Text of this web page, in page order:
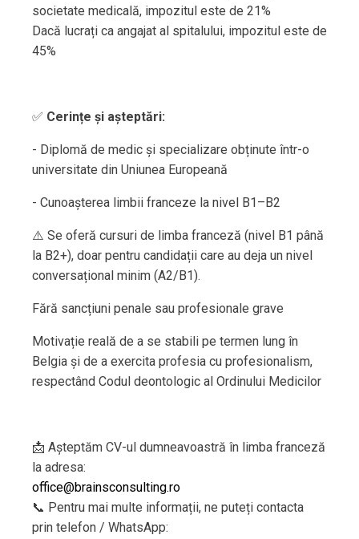
societate medicală, impozitul este de 21%
Dacă lucrați ca angajat al spitalului, impozitul este de
45%
✅ Cerințe și așteptări:
- Diplomă de medic și specializare obținute într-o
universitate din Uniunea Europeană
- Cunoașterea limbii franceze la nivel B1–B2
⚠️ Se oferă cursuri de limba franceză (nivel B1 până
la B2+), doar pentru candidații care au deja un nivel
conversațional minim (A2/B1).
Fără sancțiuni penale sau profesionale grave
Motivație reală de a se stabili pe termen lung în
Belgia și de a exercita profesia cu profesionalism,
respectând Codul deontologic al Ordinului Medicilor
📩 Așteptăm CV-ul dumneavoastră în limba franceză
la adresa:
office@brainsconsulting.ro
📞 Pentru mai multe informații, ne puteți contacta
prin telefon / WhatsApp: